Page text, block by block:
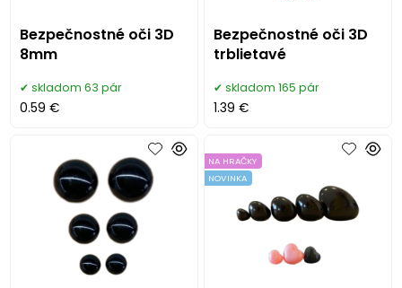
Bezpečnostné oči 3D
8mm
skladom 63 pár
0.59 €
Bezpečnostné oči 3D
trblietavé
skladom 165 pár
1.39 €
NA HRAČKY
NOVINKA